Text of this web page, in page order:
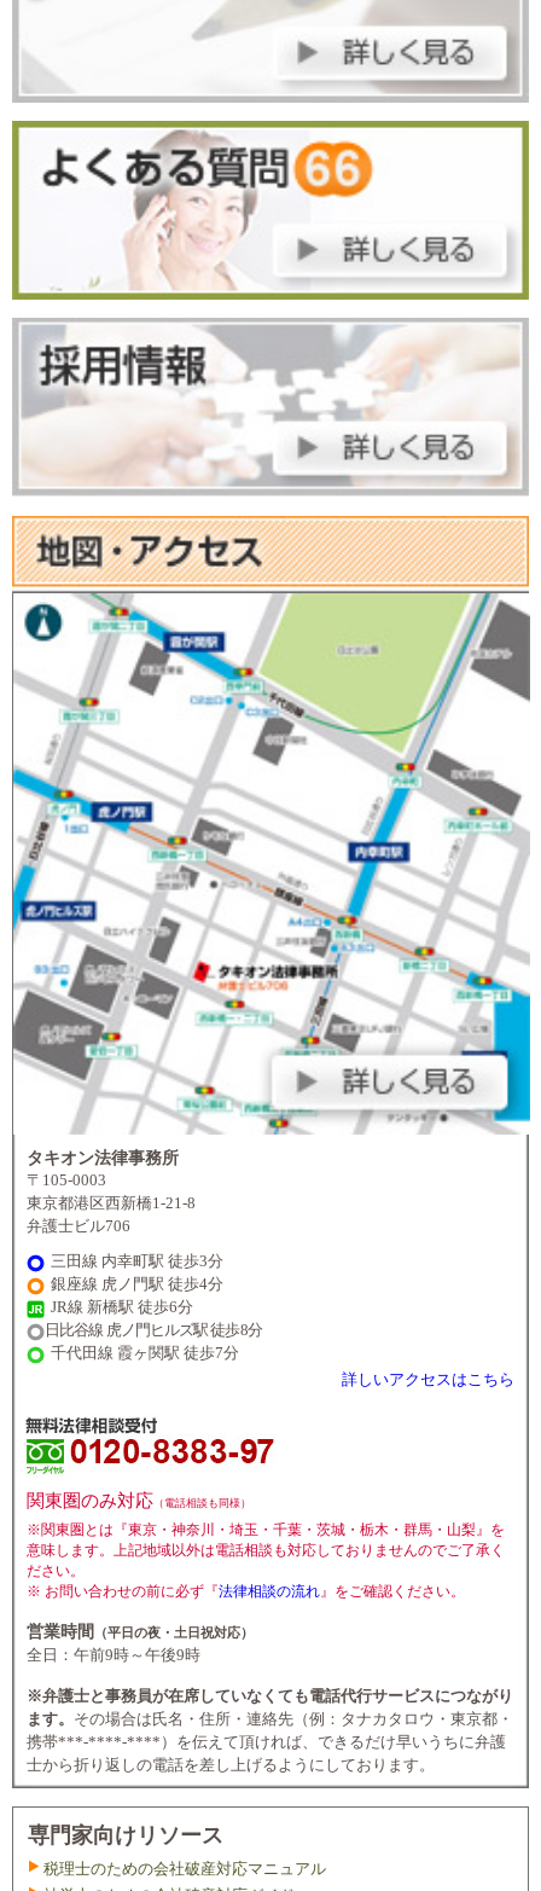
タキオン法律事務所
〒105-0003
東京都港区西新橋1-21-8
弁護士ビル706
三田線 内幸町駅 徒歩3分
銀座線 虎ノ門駅 徒歩4分
JR線 新橋駅 徒歩6分
日比谷線 虎ノ門ヒルズ駅 徒歩8分
千代田線 霞ヶ関駅 徒歩7分
詳しいアクセスはこちら
関東圏のみ対応 （電話相談も同様）
※関東圏とは『東京・神奈川・埼玉・千葉・茨城・栃木・群馬・山梨』を
意味します。上記地域以外は電話相談も対応しておりませんのでご了承く
ださい。
※ お問い合わせの前に必ず『法律相談の流れ 』をご確認ください。
営業時間 （平日の夜・土日祝対応）
全日：午前9時～午後9時
※弁護士と事務員が在席していなくても電話代行サービスにつながり
ます。 その場合は氏名・住所・連絡先（例：タナカタロウ・東京都・
携帯***-****-****）を伝えて頂ければ、できるだけ早いうちに弁護
士から折り返しの電話を差し上げるようにしております。
専門家向けリソース
税理士のための会社破産対応マニュアル